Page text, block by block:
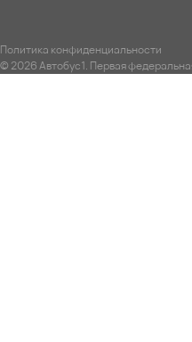
Политика конфиденциальности
© 2026 Автобус1. Первая